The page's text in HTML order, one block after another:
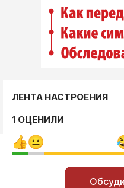
ЛЕНТА НАСТРОЕНИЯ
1 ОЦЕНИЛИ